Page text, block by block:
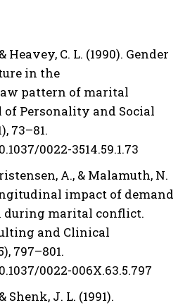
Heavey, C. L. (1990). Gender
in the
pattern of marital
Personality and Social
73–81.
0022-3514.59.1.73
A., & Malamuth, N.
impact of demand
marital conflict.
and Clinical
797–801.
0022-006X.63.5.797
Shenk, J. L. (1991).